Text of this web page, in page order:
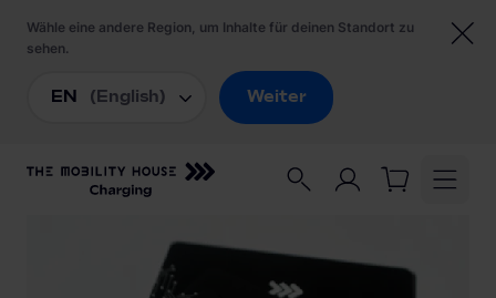
Ladezubehör RFID Karte (5er Paket)